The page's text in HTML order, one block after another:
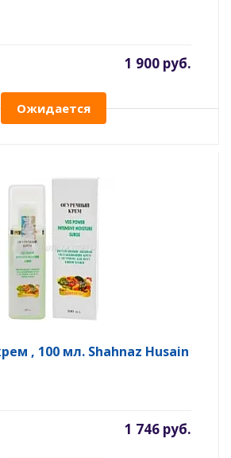
1 900 руб.
Ожидается
, 100 мл. Shahnaz Husain
1 746 руб.